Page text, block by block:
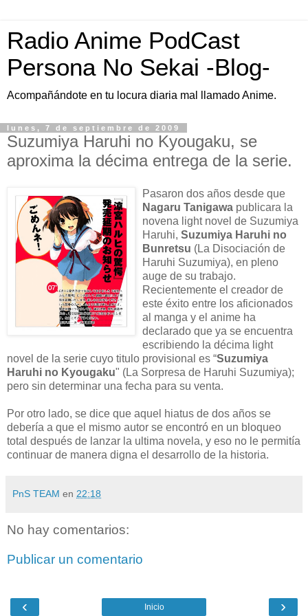
Radio Anime PodCast
Persona No Sekai -Blog-
Acompañándote en tu locura diaria mal llamado Anime.
lunes, 7 de septiembre de 2009
Suzumiya Haruhi no Kyougaku, se
aproxima la décima entrega de la serie.
Pasaron dos años desde que
Nagaru Tanigawa publicara la
novena light novel de Suzumiya
Haruhi, Suzumiya Haruhi no
Bunretsu (La Disociación de
Haruhi Suzumiya), en pleno
auge de su trabajo.
Recientemente el creador de
este éxito entre los aficionados
al manga y el anime ha
declarado que ya se encuentra
escribiendo la décima light
novel de la serie cuyo titulo provisional es “Suzumiya
Haruhi no Kyougaku" (La Sorpresa de Haruhi Suzumiya);
pero sin determinar una fecha para su venta.
Por otro lado, se dice que aquel hiatus de dos años se
debería a que el mismo autor se encontró en un bloqueo
total después de lanzar la ultima novela, y eso no le permitía
continuar de manera digna el desarrollo de la historia.
PnS TEAM en 22:18
No hay comentarios:
Publicar un comentario
‹ ›
Inicio